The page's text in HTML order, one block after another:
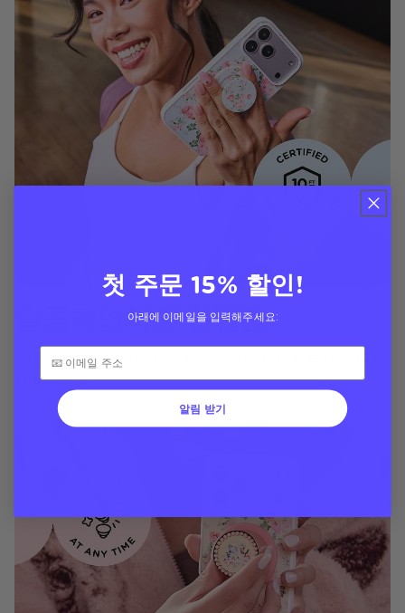
달콤하면서도 안전한
3미터 낙하 충격에도 안전한 Cases로 어디서든 Phone를
보호하세요
첫 주문 15% 할인!
아래에 이메일을 입력해주세요:
알림 받기